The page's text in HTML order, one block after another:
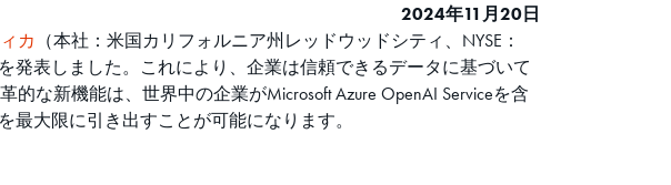
2024年11月20日
カ （本社：米国カリフォルニア州レッドウッドシティ、NYSE：
発表しました。これにより、企業は信頼できるデータに基づいて
な新機能は、世界中の企業がMicrosoft Azure OpenAI Serviceを含
大限に引き出すことが可能になります。